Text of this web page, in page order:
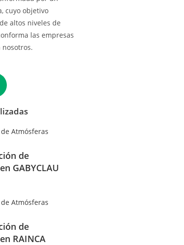
cuyo objetivo
altos niveles de
las empresas
nosotros.
de
GABYCLAU
de
RAINCA